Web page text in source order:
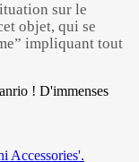
sur le
objet, qui se
impliquant tout
Accessories'.